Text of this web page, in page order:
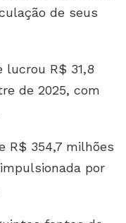
de seus
lucrou R$ 31,8
de 2025, com
R$ 354,7 milhões
por